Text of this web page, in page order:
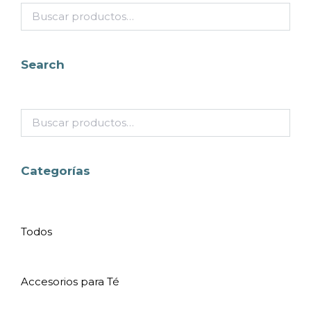
Search
Categorías
Todos
Accesorios para Té